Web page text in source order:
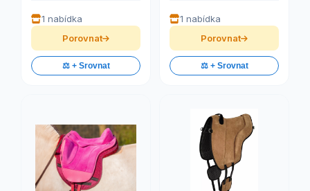
1 nabídka
Porovnat
⚖️ + Srovnat
1 nabídka
Porovnat
⚖️ + Srovnat